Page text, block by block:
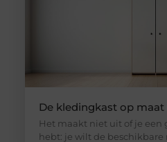
De kledingkast op
Het maakt niet uit of je een
hebt: je wilt de